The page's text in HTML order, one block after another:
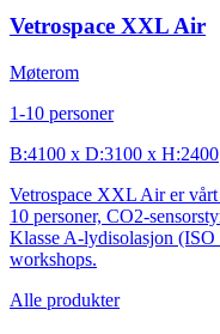
Vetrospace XXL Air
Møterom
1-10 personer
B:4100 x D:3100 x H:2400
Vetrospace XXL Air er
10 personer, CO2-
Klasse A-lydisolasjon
workshops.
Alle produkter